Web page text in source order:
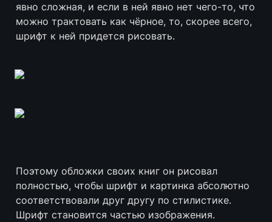
явно сложная, и если в ней явно нет чего-то, что
можно трактовать как чёрное, то, скорее всего,
шрифт к ней придется рисовать.
Поэтому обложки своих книг он рисовал
полностью, чтобы шрифт и картинка абсолютно
соответствовали друг другу по стилистике.
Шрифт становится частью изображения.